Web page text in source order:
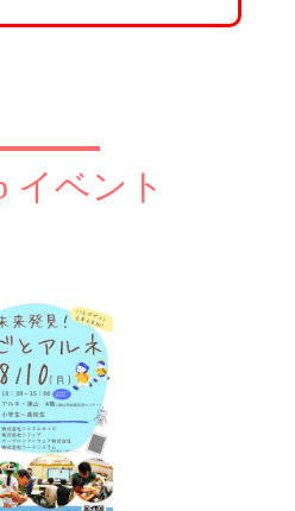
イベント